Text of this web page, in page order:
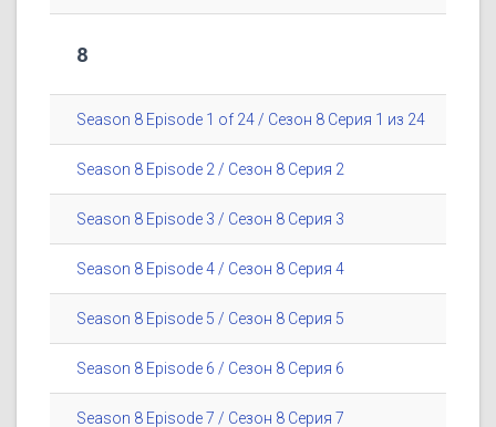
8
Season 8 Episode 1 of 24 / Сезон 8 Серия 1 из 24
Season 8 Episode 2 / Сезон 8 Серия 2
Season 8 Episode 3 / Сезон 8 Серия 3
Season 8 Episode 4 / Сезон 8 Серия 4
Season 8 Episode 5 / Сезон 8 Серия 5
Season 8 Episode 6 / Сезон 8 Серия 6
Season 8 Episode 7 / Сезон 8 Серия 7